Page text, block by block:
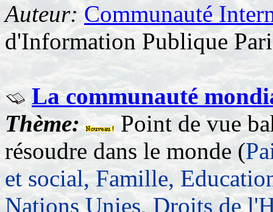
Auteur: Communauté
d'Information Publique
La communauté
Thème:
Point de vue
résoudre dans le monde (
et social, Famille,
Nations Unies, Droits de